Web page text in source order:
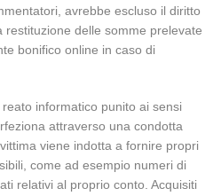
avrebbe escluso il diritto
delle somme prelevate
bonifico online in caso di
reato informatico punito ai sensi
attraverso una condotta
viene indotta a fornire propri
come ad esempio numeri di
relativi al proprio conto. Acquisiti